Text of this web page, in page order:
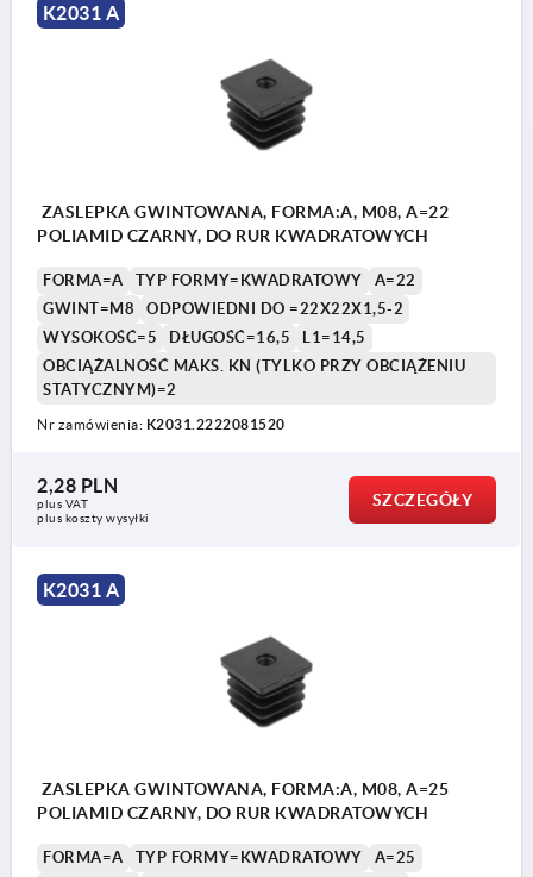
K2031 A
ZASLEPKA GWINTOWANA, FORMA:A, M08, A=22
POLIAMID CZARNY, DO RUR KWADRATOWYCH
FORMA=A TYP FORMY=KWADRATOWY
A=22
GWINT=M8
ODPOWIEDNI DO =22X22X1,5-2
WYSOKOŚĆ=5
DŁUGOŚĆ=16,5
L1=14,5
OBCIĄŻALNOŚĆ MAKS. KN (TYLKO PRZY OBCIĄŻENIU
STATYCZNYM)=2
Nr zamówienia: K2031.2222081520
2,28 PLN
plus VAT
plus koszty wysyłki
SZCZEGÓŁY
K2031 A
ZASLEPKA GWINTOWANA, FORMA:A, M08, A=25
POLIAMID CZARNY, DO RUR KWADRATOWYCH
FORMA=A TYP FORMY=KWADRATOWY A=25